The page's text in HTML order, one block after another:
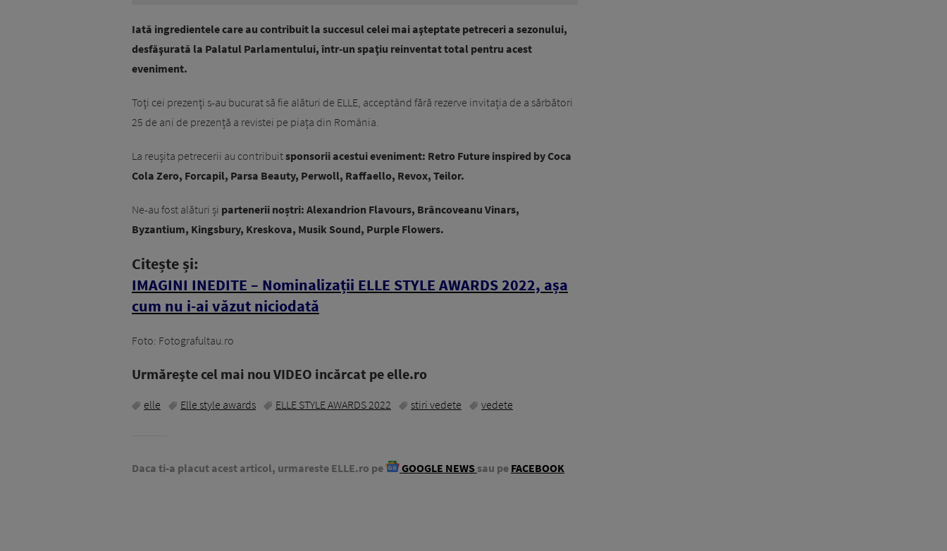
Iată ingredientele care au contribuit la succesul celei mai aşteptate petreceri a sezonului,
desfăşurată la Palatul Parlamentului, într-un spaţiu reinventat total pentru acest
eveniment.
Toţi cei prezenţi s-au bucurat să fie alături de ELLE, acceptând fără rezerve invitația de a sărbători
25 de ani de prezență a revistei pe piața din România.
La reuşita petrecerii au contribuitsponsorii acestui eveniment: Retro Future inspired by Coca
Cola Zero, Forcapil, Parsa Beauty, Perwoll, Raffaello, Revox, Teilor.
Ne-au fost alături și partenerii noștri: Alexandrion Flavours, Brâncoveanu Vinars,
Byzantium, Kingsbury, Kreskova, Musik Sound, Purple Flowers.
Citește și:
IMAGINI INEDITE – Nominalizații ELLE STYLE AWARDS 2022, așa
cum nu i-ai văzut niciodată
Foto: Fotografultau.ro
Urmăreşte cel mai nou VIDEO incărcat pe elle.ro
elle Elle style awards ELLE STYLE AWARDS 2022 stiri vedete vedete
Daca ti-a placut acest articol, urmareste ELLE.ro pe GOOGLE NEWS sau pe FACEBOOK